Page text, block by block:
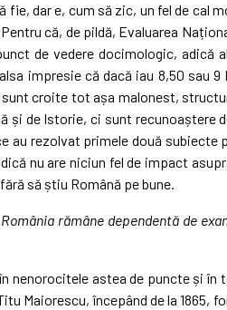
dar e, cum să zic, un fel de cal
că, de pildă, Evaluarea
de vedere docimologic, adică
impresie că dacă iau 8,50 sau 9
croite tot așa malonest,
și de Istorie, ci sunt recunoaștere
au rezolvat primele două subiecte
nu are niciun fel de impact
să știu Română pe bune.
România rămâne dependentă de
nenorocitele astea de puncte și
Maiorescu, începând de la 1865,